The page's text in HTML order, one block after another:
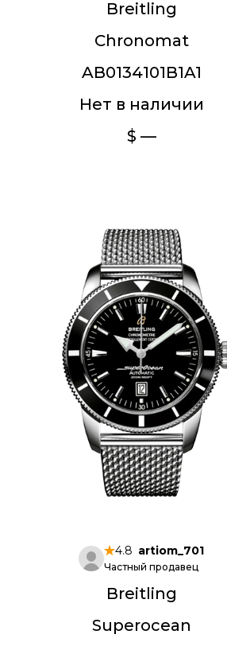
Breitling
Chronomat
AB0134101B1A1
Нет в наличии
$ —
4.8 artiom_701
Частный продавец
Breitling
Superocean